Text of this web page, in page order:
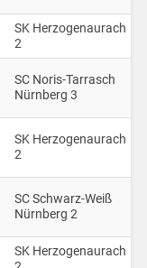
SK Herzogenaurach
2
SC Noris-Tarrasch
Nürnberg 3
SK Herzogenaurach
2
SC Schwarz-Weiß
Nürnberg 2
SK Herzogenaurach